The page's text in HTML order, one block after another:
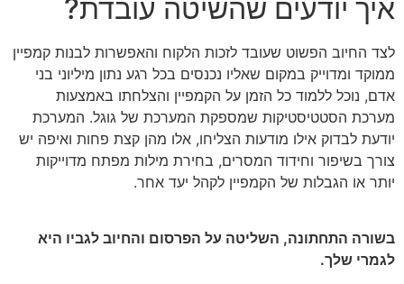
איך יודעים שהשיטה עובדת?
לצד החיוב הפשוט שעובד לזכות הלקוח והאפשרות לבנות קמפיין
ממוקד ומדוייק במקום שאליו נכנסים בכל רגע נתון מיליוני בני
אדם, נוכל ללמוד כל הזמן על הקמפיין והצלחתו באמצעות
מערכת הסטטיסטיקות שמספקת המערכת של גוגל. המערכת
יודעת לבדוק אילו מודעות הצליחו, אלו מהן קצת פחות ואיפה יש
צורך בשיפור וחידוד המסרים, בחירת מילות מפתח מדוייקות
יותר או הגבלות של הקמפיין לקהל יעד אחר.
בשורה התחתונה, השליטה על הפרסום והחיוב לגביו היא
לגמרי שלך.